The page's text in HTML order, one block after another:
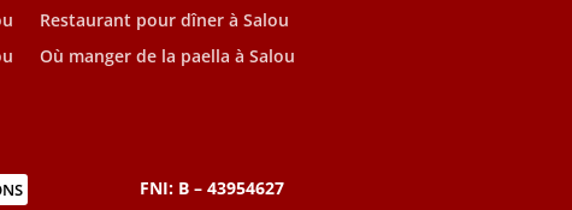
Restaurant pour dîner à Salou
Où manger de la paella à Salou
FNI: B – 43954627